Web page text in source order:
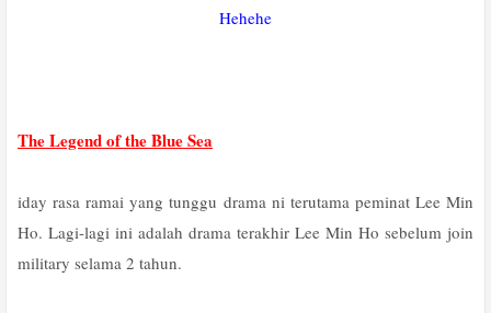
Hehehe
The Legend of the Blue Sea
iday rasa ramai yang tunggu drama ni terutama peminat Lee Min
Ho. Lagi-lagi ini adalah drama terakhir Lee Min Ho sebelum join
military selama 2 tahun.